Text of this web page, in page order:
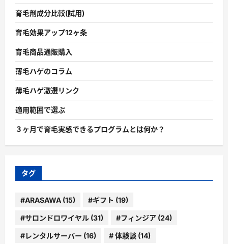
育毛剤成分比較(試用)
育毛効果アップ12ヶ条
育毛商品通販購入
薄毛ハゲのコラム
薄毛ハゲ激選リンク
適用範囲で選ぶ
３ヶ月で育毛実感できるプログラムとは何か？
タグ
#ARASAWA (15) #ギフト (19)
#サロンドロワイヤル (31) #フィンジア (24)
#レンタルサーバー (16) # 体験談 (14)